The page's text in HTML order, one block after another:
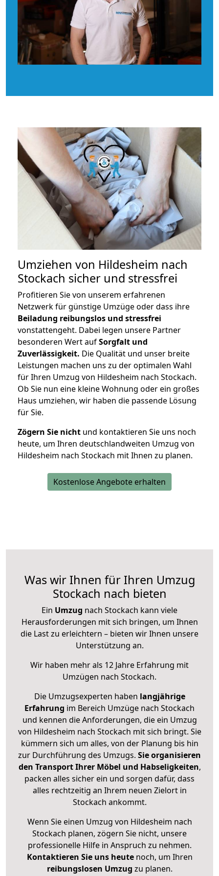
Umziehen von Hildesheim nach
Stockach sicher und stressfrei
Profitieren Sie von unserem erfahrenen
Netzwerk für günstige Umzüge oder dass ihre
Beiladung reibungslos und stressfrei
vonstattengeht. Dabei legen unsere Partner
besonderen Wert aufSorgfalt und
Zuverlässigkeit. Die Qualität und unser breite
Leistungen machen uns zu der optimalen Wahl
für Ihren Umzug von Hildesheim nach Stockach.
Ob Sie nun eine kleine Wohnung oder ein großes
Haus umziehen, wir haben die passende Lösung
für Sie.
Zögern Sie nicht und kontaktieren Sie uns noch
heute, um Ihren deutschlandweiten Umzug von
Hildesheim nach Stockach mit Ihnen zu planen.
Kostenlose Angebote erhalten
Was wir Ihnen für Ihren Umzug
Stockach nach bieten
Ein Umzug nach Stockach kann viele
Herausforderungen mit sich bringen, um Ihnen
die Last zu erleichtern – bieten wir Ihnen unsere
Unterstützung an.
Wir haben mehr als 12 Jahre Erfahrung mit
Umzügen nach Stockach.
Die Umzugsexperten haben langjährige
Erfahrung im Bereich Umzüge nach Stockach
und kennen die Anforderungen, die ein Umzug
von Hildesheim nach Stockach mit sich bringt. Sie
kümmern sich um alles, von der Planung bis hin
zur Durchführung des Umzugs. Sie organisieren
den Transport Ihrer Möbel und Habseligkeiten,
packen alles sicher ein und sorgen dafür, dass
alles rechtzeitig an Ihrem neuen Zielort in
Stockach ankommt.
Wenn Sie einen Umzug von Hildesheim nach
Stockach planen, zögern Sie nicht, unsere
professionelle Hilfe in Anspruch zu nehmen.
Kontaktieren Sie uns heutenoch, um Ihren
reibungslosen Umzug zu planen.